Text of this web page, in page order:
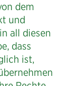
dem
und
all diesen
dass
ist,